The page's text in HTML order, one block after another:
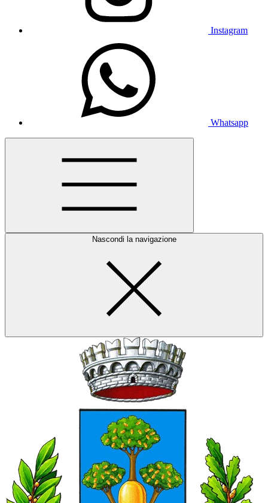
Instagram
Whatsapp
Nascondi la navigazione